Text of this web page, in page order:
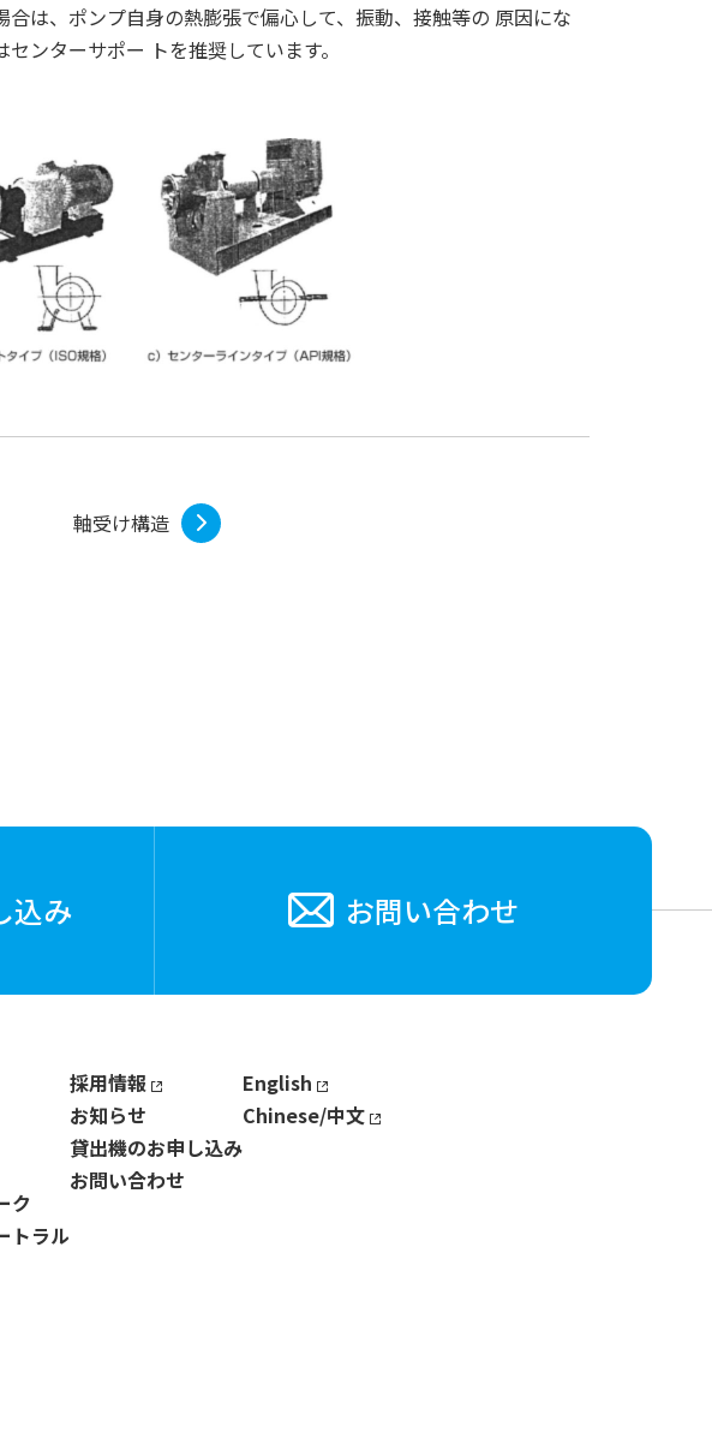
は、ポンプ自身の熱膨張で偏心して、振動、接触等の 原因にな
ンターサポー トを推奨しています。
軸受け構造
込み お問い合わせ
ク
トラル
採用情報
お知らせ
貸出機のお申し込み
お問い合わせ
English
Chinese/中文